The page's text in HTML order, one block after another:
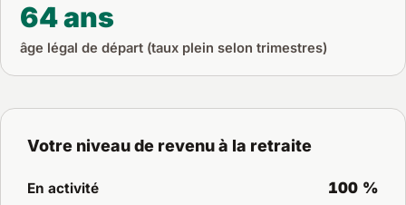
64 ans
âge légal de départ (taux plein selon trimestres)
Votre niveau de revenu à la retraite
En activité 100 %